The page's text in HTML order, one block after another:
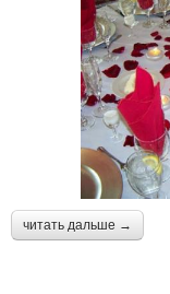
читать дальше →